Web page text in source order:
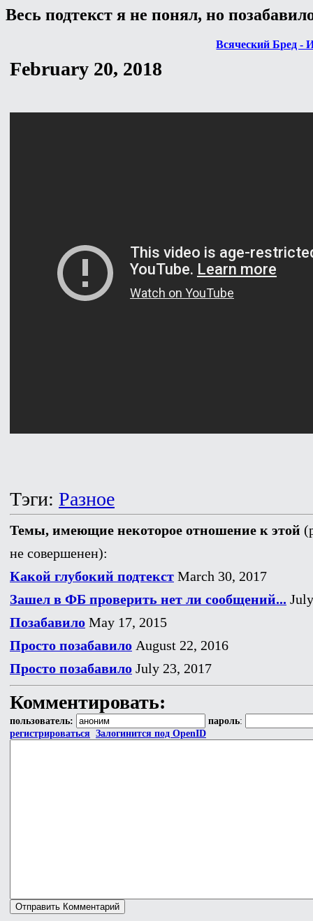
Весь подтекст я не понял, но
Всяческий Бред -
February 20, 2018
Тэги: Разное
Темы, имеющие некоторое отношение к этой
не совершенен):
Какой глубокий подтекст March 30, 2017
Зашел в ФБ проверить нет ли сообщений...
Позабавило May 17, 2015
Просто позабавило August 22, 2016
Просто позабавило July 23, 2017
Комментировать:
пользователь: пароль:
регистрироваться Залогинится под OpenID